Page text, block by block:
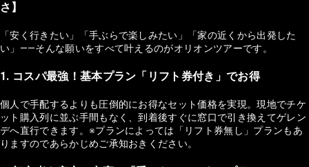
さ】
「安く行きたい」「手ぶらで楽しみたい」「家の近くから出発した
い」——そんな願いをすべて叶えるのがオリオンツアーです。
1. コスパ最強！基本プラン「リフト券付き」でお得
個人で手配するよりも圧倒的にお得なセット価格を実現。現地でチケ
ット購入列に並ぶ手間もなく、到着後すぐに窓口で引き換えてゲレン
デへ直行できます。※プランによっては「リフト券無し」プランもあ
りますのであらかじめご承知おきください。